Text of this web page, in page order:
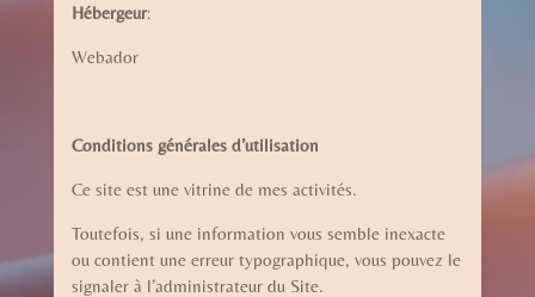
Hébergeur:
Webador
Conditions générales d’utilisation
Ce site est une vitrine de mes activités.
Toutefois, si une information vous semble inexacte
ou contient une erreur typographique, vous pouvez le
signaler à l’administrateur du Site.